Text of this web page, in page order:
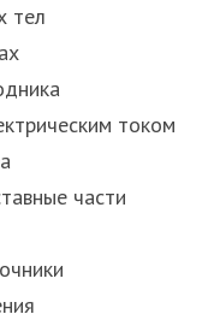
тел
током
части